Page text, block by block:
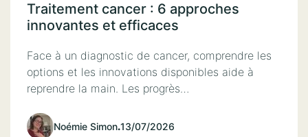
Traitement cancer : 6 approches
innovantes et efficaces
Face à un diagnostic de cancer, comprendre les
options et les innovations disponibles aide à
reprendre la main. Les progrès…
Noémie Simon.13/07/2026